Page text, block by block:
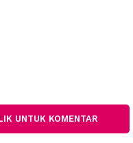
SK 56 Ketua
dan agenda terakhir
berdasarkan intruksi
UNTUK KOMENTAR